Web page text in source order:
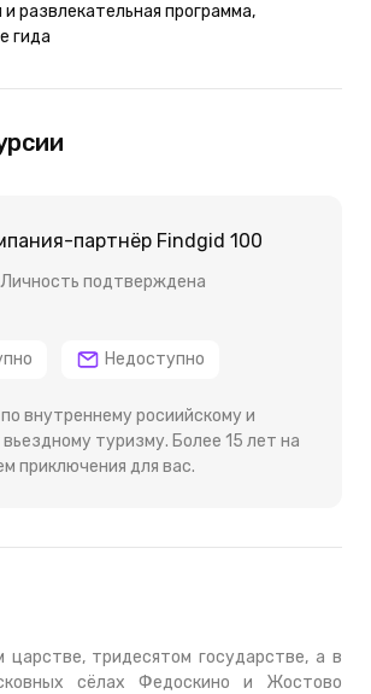
и развлекательная программа,
гида
партнёр Findgid 100
Личность подтверждена
Недоступно
внутреннему росиийскому и
туризму. Более 15 лет на
приключения для вас.
царстве, тридесятом государстве, а в
сёлах Федоскино и Жостово